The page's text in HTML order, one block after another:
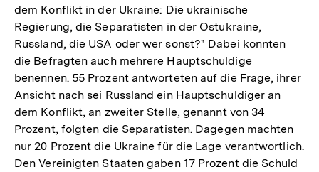
dem Konflikt in der Ukraine: Die ukrainische
Regierung, die Separatisten in der Ostukraine,
Russland, die USA oder wer sonst?" Dabei konnten
die Befragten auch mehrere Hauptschuldige
benennen. 55 Prozent antworteten auf die Frage, ihrer
Ansicht nach sei Russland ein Hauptschuldiger an
dem Konflikt, an zweiter Stelle, genannt von 34
Prozent, folgten die Separatisten. Dagegen machten
nur 20 Prozent die Ukraine für die Lage verantwortlich.
Den Vereinigten Staaten gaben 17 Prozent die Schuld